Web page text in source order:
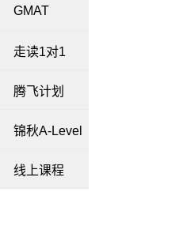
GMAT
走读1对1
腾飞计划
锦秋A-Level
线上课程